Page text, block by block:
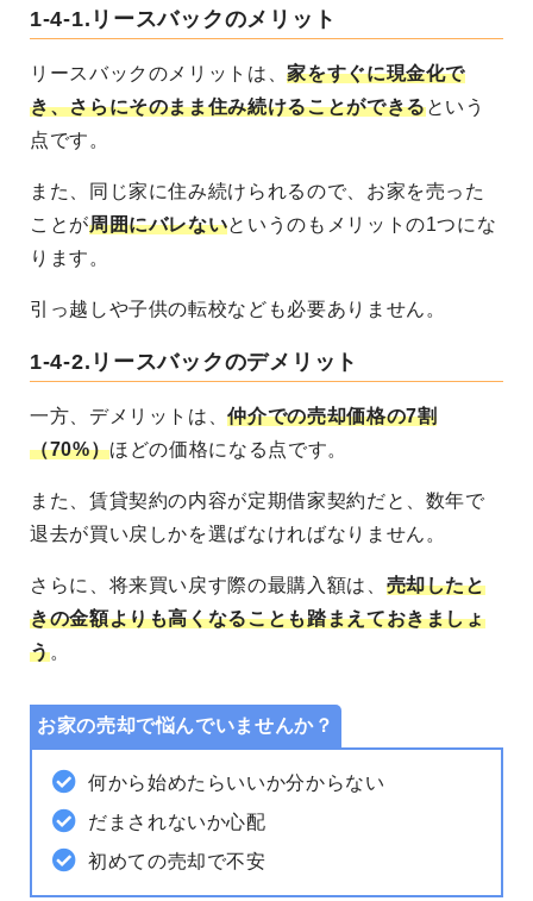
1-4-1. リースバックのメリット
リースバックのメリットは、家をすぐに現金化で
き、さらにそのまま住み続けることができるという
点です。
また、同じ家に住み続けられるので、お家を売った
ことが周囲にバレないというのもメリットの1つにな
ります。
引っ越しや子供の転校なども必要ありません。
1-4-2. リースバックのデメリット
一方、デメリットは、仲介での売却価格の7割
（70%）ほどの価格になる点です。
また、賃貸契約の内容が定期借家契約だと、数年で
退去が買い戻しかを選ばなければなりません。
さらに、将来買い戻す際の最購入額は、 売却したと
きの金額よりも高くなることも踏まえておきましょ
う。
お家の売却で悩んでいませんか？
何から始めたらいいか分からない
だまされないか心配
初めての売却で不安